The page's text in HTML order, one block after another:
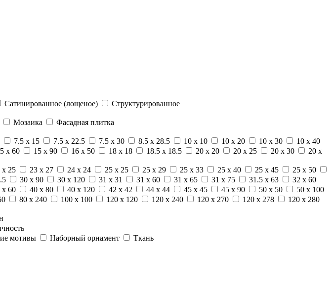
Сатинированное (лощеное)
Структурированное
Мозаика
Фасадная плитка
7.5 x 15 7.5 x 22.5 7.5 x 30 8.5 x 28.5 10 x 10 10 x 20 10 x 30
10 x 40
x 60 15 x 90 16 x 50 18 x 18 18.5 x 18.5 20 x 20 20 x 25 20 x 30
20 x
x 25 23 x 27 24 x 24 25 x 25 25 x 29 25 x 33 25 x 40 25 x 45
25 x 50
30 x 90 30 x 120 31 x 31 31 x 60 31 x 65 31 x 75 31.5 x 63
32 x 60
x 60 40 x 80 40 x 120 42 x 42 44 x 44 45 x 45 45 x 90 50 x 50
50 x 100
80 x 240 100 x 100 120 x 120 120 x 240 120 x 270 120 x 278
120 x 280
мотивы Наборный орнамент Ткань